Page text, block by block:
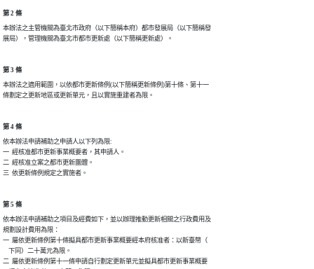
第 2 條
本辦法之主管機關為臺北市政府（以下簡稱本府）都市發展局（以下簡稱發
展局），管理機關為臺北市都市更新處（以下簡稱更新處）。
第 3 條
本辦法之適用範圍，以依都市更新條例(以下簡稱更新條例)第十條、第十一
條劃定之更新地區或更新單元，且以實施重建者為限。
第 4 條
依本辦法申請補助之申請人以下列為限:
一  經核准都市更新事業概要者，其申請人。
二  經核准立案之都市更新團體。
三  依更新條例規定之實施者。
第 5 條
依本辦法申請補助之項目及經費如下，並以辦理推動更新相關之行政費用及
規劃設計費用為限：
一  屬依更新條例第十條擬具都市更新事業概要經本府核准者：以新臺幣（
    下同）二十萬元為限。
二  屬依更新條例第十一條申請自行劃定更新單元並擬具都市更新事業概要